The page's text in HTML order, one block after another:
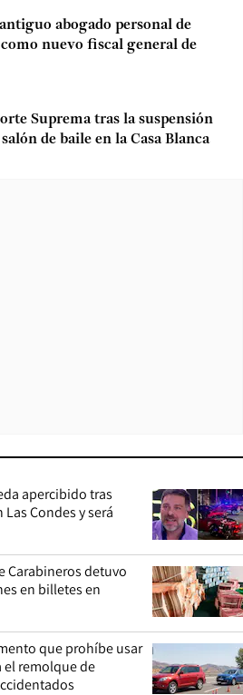
abogado personal de
nuevo fiscal general de
Suprema tras la suspensión
de baile en la Casa Blanca
apercibido tras
Condes y será
Carabineros detuvo
en billetes en
que prohíbe usar
el remolque de